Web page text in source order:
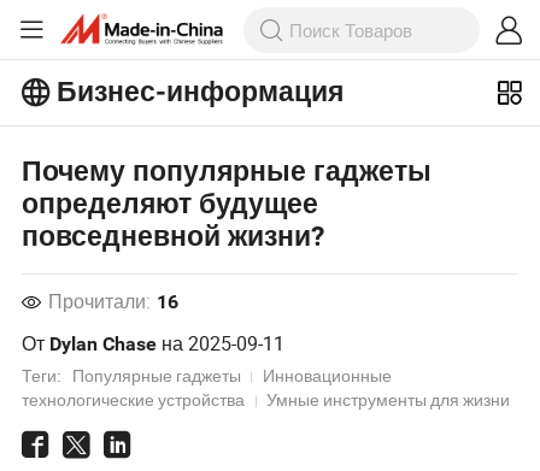
Бизнес-информация
Почему популярные гаджеты
определяют будущее
повседневной жизни?
Прочитали: 16
От Dylan Chase на2025-09-11
Теги: Популярные гаджеты
Инновационные
технологические устройства
Умные инструменты для жизни